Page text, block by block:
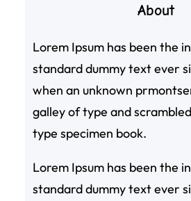
About
Lorem Ipsum has been the
standard dummy text ever
when an unknown
galley of type and
type specimen book.
Lorem Ipsum has been the
standard dummy text ever